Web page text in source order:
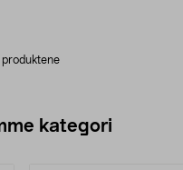
produktene
kategori